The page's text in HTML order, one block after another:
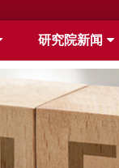
研究院新闻